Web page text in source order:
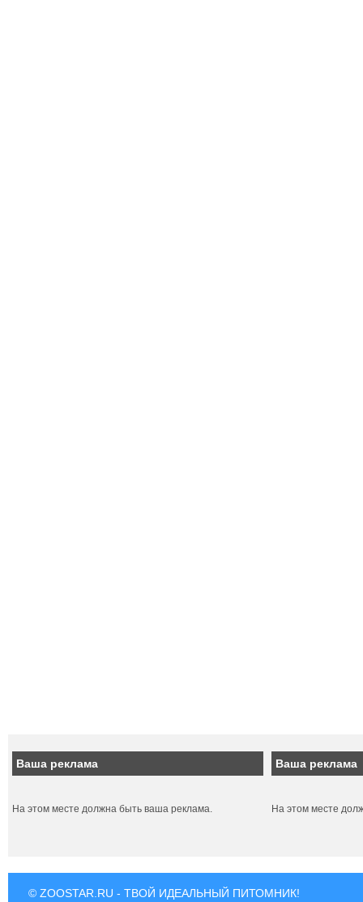
Ваша реклама
На этом месте должна быть ваша реклама.
Ваша реклама
На этом месте
© ZOOSTAR.RU - ТВОЙ ИДЕАЛЬНЫЙ ПИТОМНИК!